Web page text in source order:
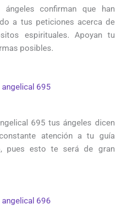
confirman que han
a tus peticiones acerca de
espirituales. Apoyan tu
posibles.
695
695 tus ángeles dicen
atención a tu guía
pues esto te será de gran
696